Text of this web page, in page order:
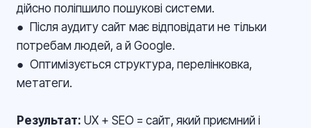
дійсно поліпшило пошукові системи.
● Після аудиту сайт має відповідати не тільки
потребам людей, а й Google.
● Оптимізується структура, перелінковка,
метатеги.
Результат: UX + SEO = сайт, який приємний і